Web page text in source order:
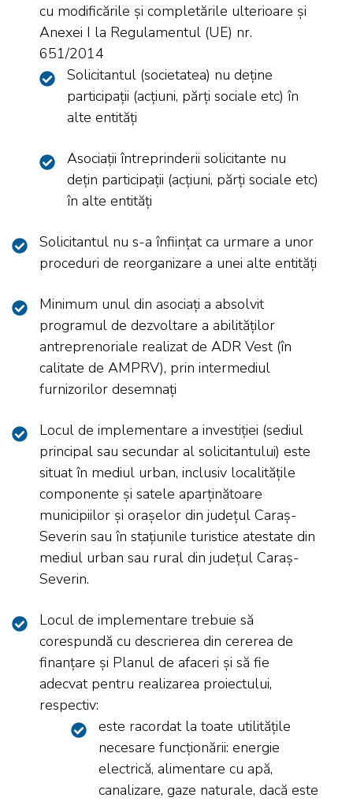
cu modificările și completările ulterioare și
Anexei I la Regulamentul (UE) nr.
651/2014
Solicitantul (societatea) nu deține
participații (acțiuni, părți sociale etc) în
alte entități
Asociații întreprinderii solicitante nu
dețin participații (acțiuni, părți sociale etc)
în alte entități
Solicitantul nu s-a înființat ca urmare a unor
proceduri de reorganizare a unei alte entități
Minimum unul din asociați a absolvit
programul de dezvoltare a abilităților
antreprenoriale realizat de ADR Vest (în
calitate de AMPRV), prin intermediul
furnizorilor desemnați
Locul de implementare a investiției (sediul
principal sau secundar al solicitantului) este
situat în mediul urban, inclusiv localitățile
componente și satele aparținătoare
municipiilor și orașelor din județul Caraș-
Severin sau în stațiunile turistice atestate din
mediul urban sau rural din județul Caraș-
Severin.
Locul de implementare trebuie să
corespundă cu descrierea din cererea de
finanțare și Planul de afaceri și să fie
adecvat pentru realizarea proiectului,
respectiv:
este racordat la toate utilitățile
necesare funcționării: energie
electrică, alimentare cu apă,
canalizare, gaze naturale, dacă este